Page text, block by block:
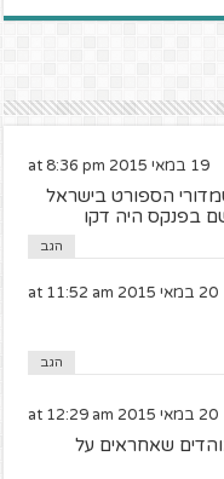
19 במאי 2015 at 8:36 pm
הספורט בישראל
בפנקס היה דקו
הגב
20 במאי 2015 at 11:52 am
הגב
20 במאי 2015 at 12:29 am
שאחראים על